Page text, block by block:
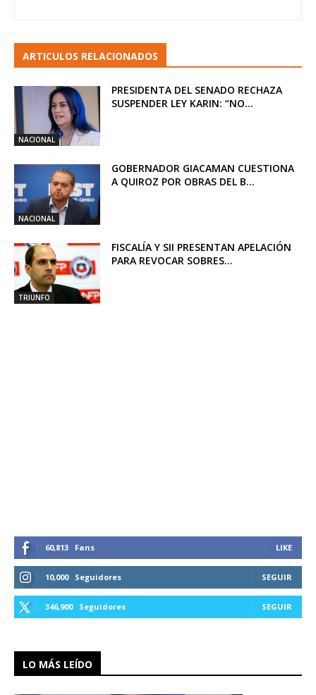
ARTICULOS RELACIONADOS
NACIONAL
PRESIDENTA DEL SENADO RECHAZA
SUSPENDER LEY KARIN: “NO...
NACIONAL
GOBERNADOR GIACAMAN CUESTIONA
A QUIROZ POR OBRAS DEL B...
TRIUNFO
FISCALÍA Y SII PRESENTAN APELACIÓN
PARA REVOCAR SOBRES...
60,813 Fans LIKE
10,000 Seguidores SEGUIR
346,900 Seguidores SEGUIR
LO MÁS LEÍDO